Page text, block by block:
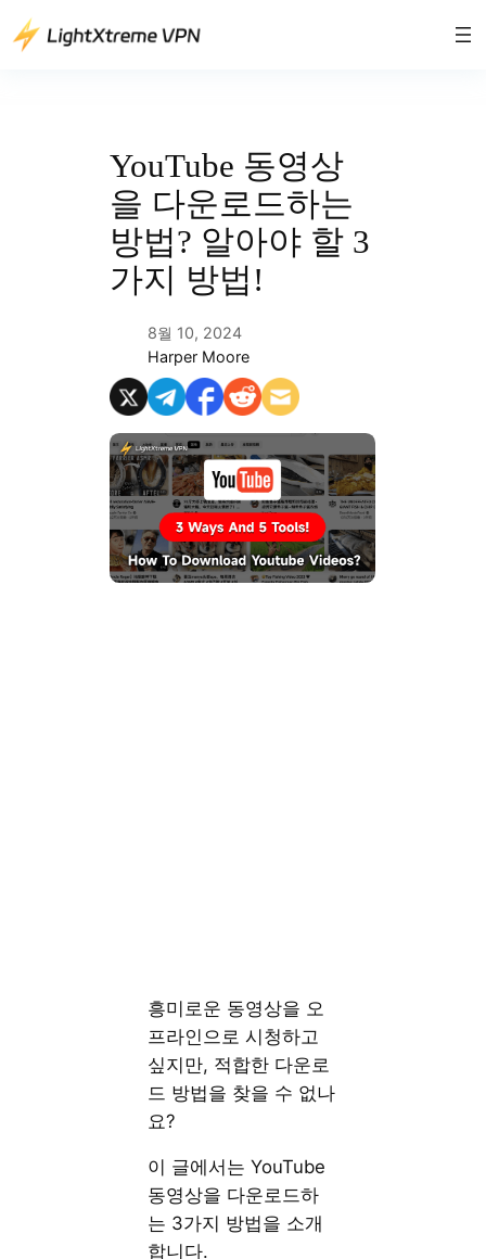
텐
YouTube 동영상
을 다운로드하는
방법? 알아야 할 3
가지 방법!
8월 10, 2024
Harper Moore
흥미로운 동영상을 오
프라인으로 시청하고
싶지만, 적합한 다운로
드 방법을 찾을 수 없나
요?
이 글에서는 YouTube
동영상을 다운로드하
는 3가지 방법을 소개
합니다.